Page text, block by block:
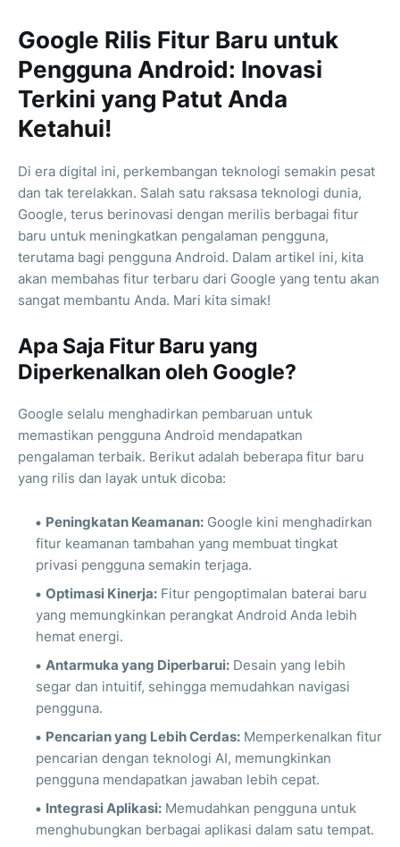
Google Rilis Fitur Baru untuk
Pengguna Android: Inovasi
Terkini yang Patut Anda
Ketahui!
Di era digital ini, perkembangan teknologi semakin pesat
dan tak terelakkan. Salah satu raksasa teknologi dunia,
Google, terus berinovasi dengan merilis berbagai fitur
baru untuk meningkatkan pengalaman pengguna,
terutama bagi pengguna Android. Dalam artikel ini, kita
akan membahas fitur terbaru dari Google yang tentu akan
sangat membantu Anda. Mari kita simak!
Apa Saja Fitur Baru yang
Diperkenalkan oleh Google?
Google selalu menghadirkan pembaruan untuk
memastikan pengguna Android mendapatkan
pengalaman terbaik. Berikut adalah beberapa fitur baru
yang rilis dan layak untuk dicoba:
Peningkatan Keamanan: Google kini menghadirkan
fitur keamanan tambahan yang membuat tingkat
privasi pengguna semakin terjaga.
Optimasi Kinerja: Fitur pengoptimalan baterai baru
yang memungkinkan perangkat Android Anda lebih
hemat energi.
Antarmuka yang Diperbarui: Desain yang lebih
segar dan intuitif, sehingga memudahkan navigasi
pengguna.
Pencarian yang Lebih Cerdas: Memperkenalkan fitur
pencarian dengan teknologi AI, memungkinkan
pengguna mendapatkan jawaban lebih cepat.
Integrasi Aplikasi: Memudahkan pengguna untuk
menghubungkan berbagai aplikasi dalam satu tempat.